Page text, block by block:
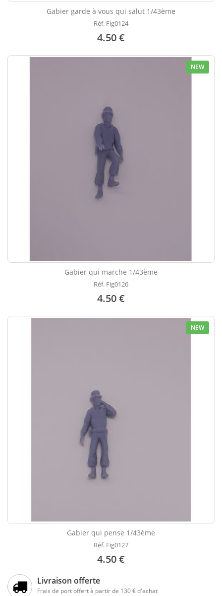
Gabier garde à vous qui salut 1/43ème
Réf. Fig0124
4.50 €
NEW
Gabier qui marche 1/43ème
Réf. Fig0126
4.50 €
NEW
Gabier qui pense 1/43ème
Réf. Fig0127
4.50 €
Livraison offerte
Frais de port offert à partir de 130 € d'achat